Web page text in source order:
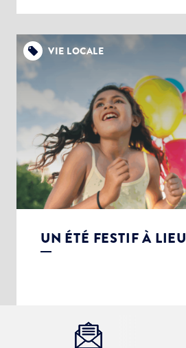
VIE LOCALE
UN ÉTÉ FESTIF À